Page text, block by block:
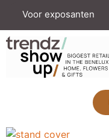
Voor exposanten